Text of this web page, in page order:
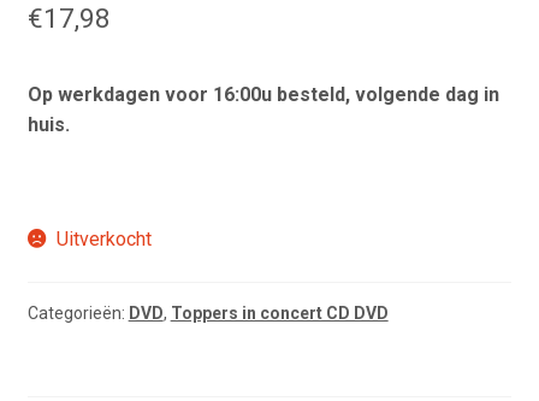
€17,98
Op werkdagen voor 16:00u besteld, volgende dag in
huis.
Uitverkocht
Categorieën: DVD, Toppers in concert CD DVD